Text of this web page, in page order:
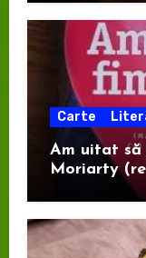
Carte
Am uitat
Moriarty